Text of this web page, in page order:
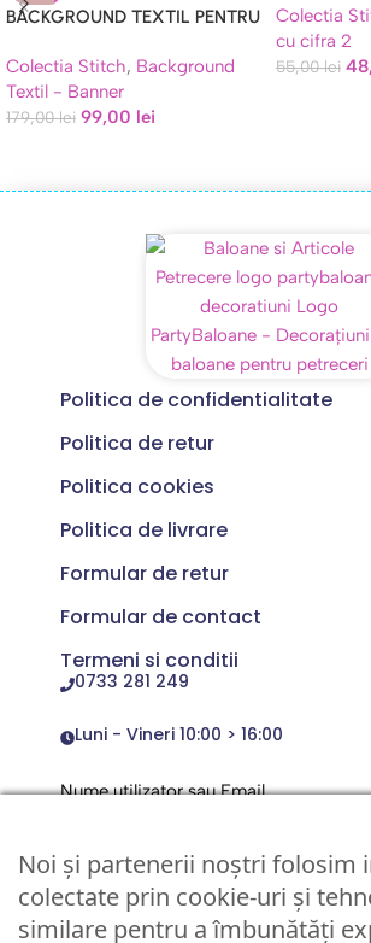
BACKGROUND TEXTIL PENTRU
STITCH SI LILO COD 161
Colectia Stitch, Background
Textil - Banner
179,00lei 99,00 lei
Colectia
cu cifra 2
55,00lei
Politica de confidentialitate
Politica de retur
Politica cookies
Politica de livrare
Formular de retur
Formular de contact
Termeni si conditii
0733 281 249
Luni - Vineri 10:00 > 16:00
Nume utilizator sau Email
Parola
Noi și partenerii noștri folosim
colectate prin cookie-uri și
similare pentru a îmbunătăți